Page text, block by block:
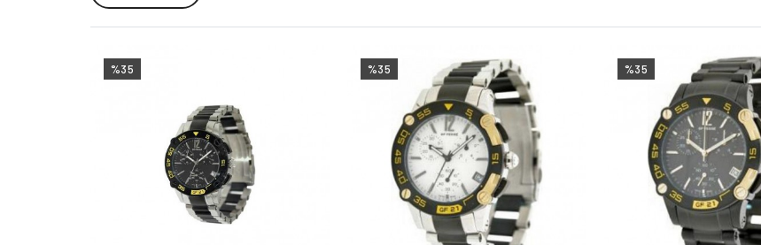
Markalar
%35 %35 %35